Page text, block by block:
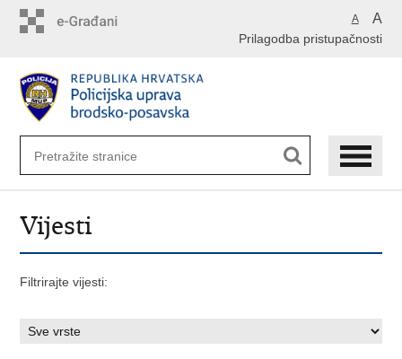
A A
Prilagodba pristupačnosti
Vijesti
Filtrirajte vijesti: